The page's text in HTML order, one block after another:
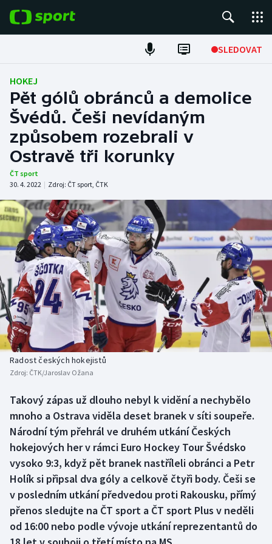
SLEDOVAT
Fotbal
Hokej
Tenis
Atletika
DALŠÍ SPORTY
Americký fotbal
Baseball a softbal
Basketbal
Biatlon
Boby a skeleton
Box
Curling
Dostihy
Florbal
Futsal
NEPŘEHLÉDNĚTE
Soutěže
Historické návraty
Aplikace ČT sport
AZ kvíz
HOKEJ
Pět gólů obránců a demolice
Švédů. Češi nevídaným
způsobem rozebrali v
Ostravě tři korunky
ČT sport
30. 4. 2022 | Zdroj: ČT sport, ČTK
Radost českých hokejistů
Zdroj: ČTK/Jaroslav Ožana
Takový zápas už dlouho nebyl k vidění a nechybělo
mnoho a Ostrava viděla deset branek v síti soupeře.
Národní tým přehrál ve druhém utkání Českých
hokejových her v rámci Euro Hockey Tour Švédsko
vysoko 9:3, když pět branek nastříleli obránci a Petr
Holík si připsal dva góly a celkově čtyři body. Češi se
v posledním utkání předvedou proti Rakousku, přímý
přenos sledujte na ČT sport a ČT sport Plus v neděli
od 16:00 nebo podle vývoje utkání reprezentantů do